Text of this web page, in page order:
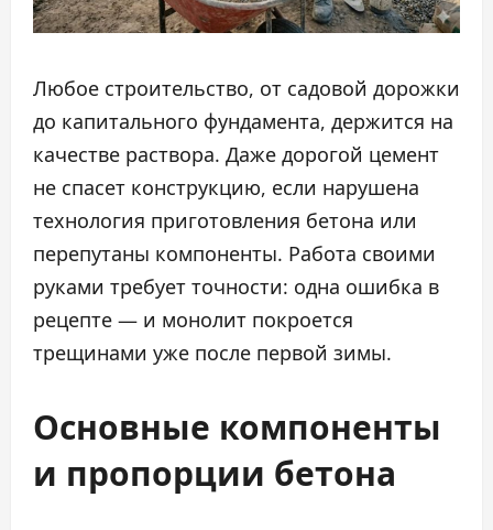
Любое строительство, от садовой дорожки
до капитального фундамента, держится на
качестве раствора. Даже дорогой цемент
не спасет конструкцию, если нарушена
технология приготовления бетона или
перепутаны компоненты. Работа своими
руками требует точности: одна ошибка в
рецепте — и монолит покроется
трещинами уже после первой зимы.
Основные компоненты
и пропорции бетона